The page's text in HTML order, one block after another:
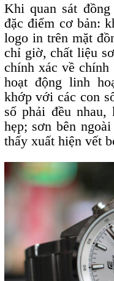
Khi quan sát
đặc điểm cơ bản:
logo in trên mặt
chỉ giờ, chất liệu
chính xác về
hoạt động linh
khớp với các con
số phải đều nhau,
hẹp; sơn bên
thấy xuất hiện vết